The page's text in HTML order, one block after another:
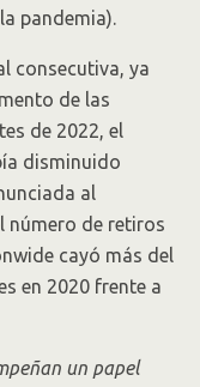
pandemia).
consecutiva, ya
de las
de 2022, el
disminuido
al
número de retiros
cayó más del
en 2020 frente a
un papel